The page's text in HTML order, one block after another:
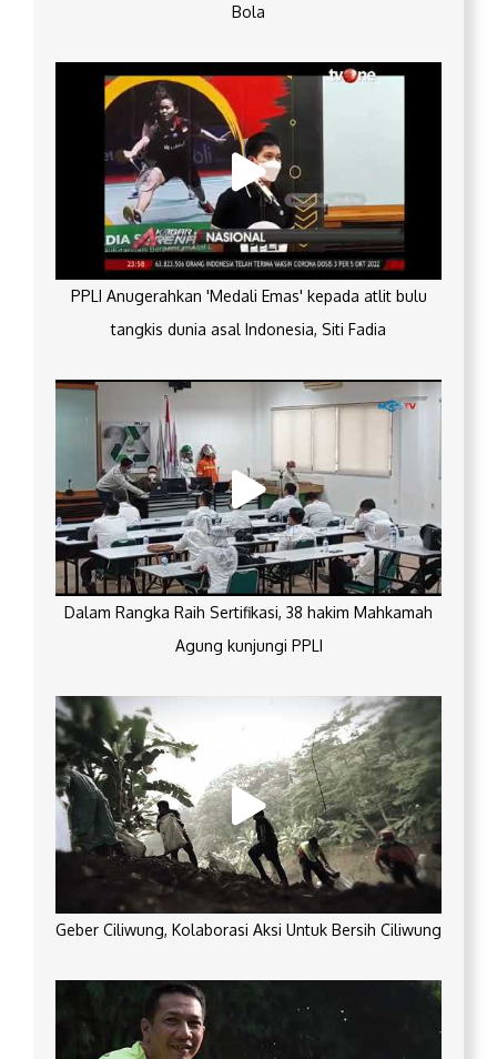
Bola
PPLI Anugerahkan 'Medali Emas' kepada atlit bulu
tangkis dunia asal Indonesia, Siti Fadia
Dalam Rangka Raih Sertifikasi, 38 hakim Mahkamah
Agung kunjungi PPLI
Geber Ciliwung, Kolaborasi Aksi Untuk Bersih Ciliwung